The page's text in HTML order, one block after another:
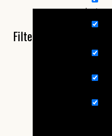
project
Filter by Categories